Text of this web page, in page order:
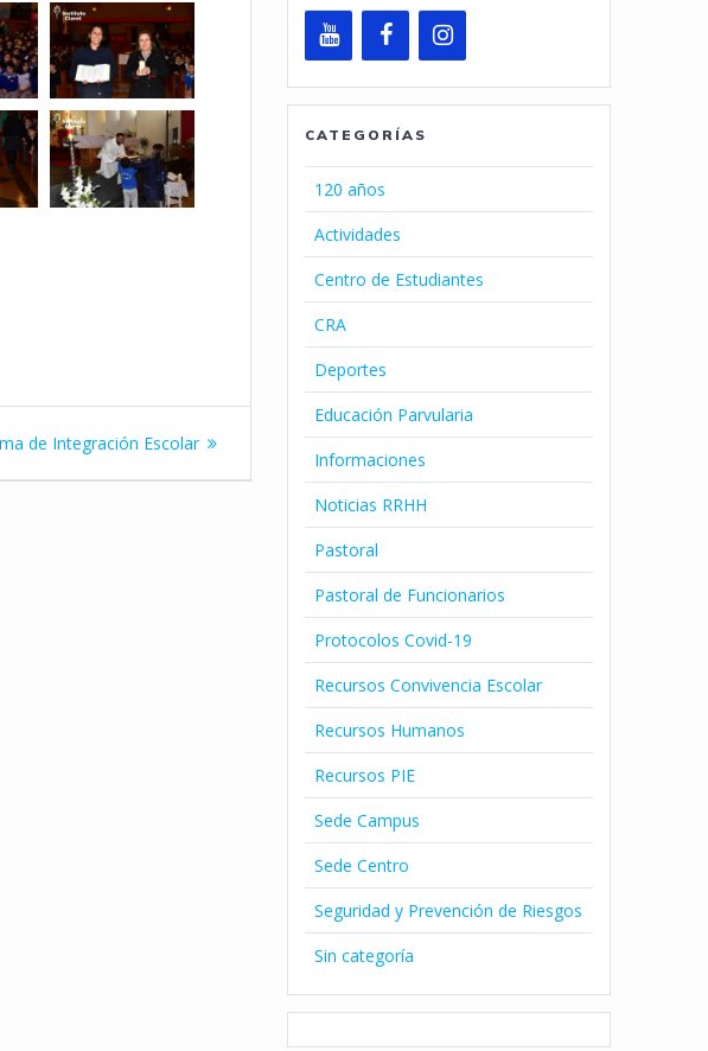
de Integración Escolar
CATEGORÍAS
120 años
Actividades
Centro de Estudiantes
CRA
Deportes
Educación Parvularia
Informaciones
Noticias RRHH
Pastoral
Pastoral de Funcionarios
Protocolos Covid-19
Recursos Convivencia Escolar
Recursos Humanos
Recursos PIE
Sede Campus
Sede Centro
Seguridad y Prevención de Riesgos
Sin categoría